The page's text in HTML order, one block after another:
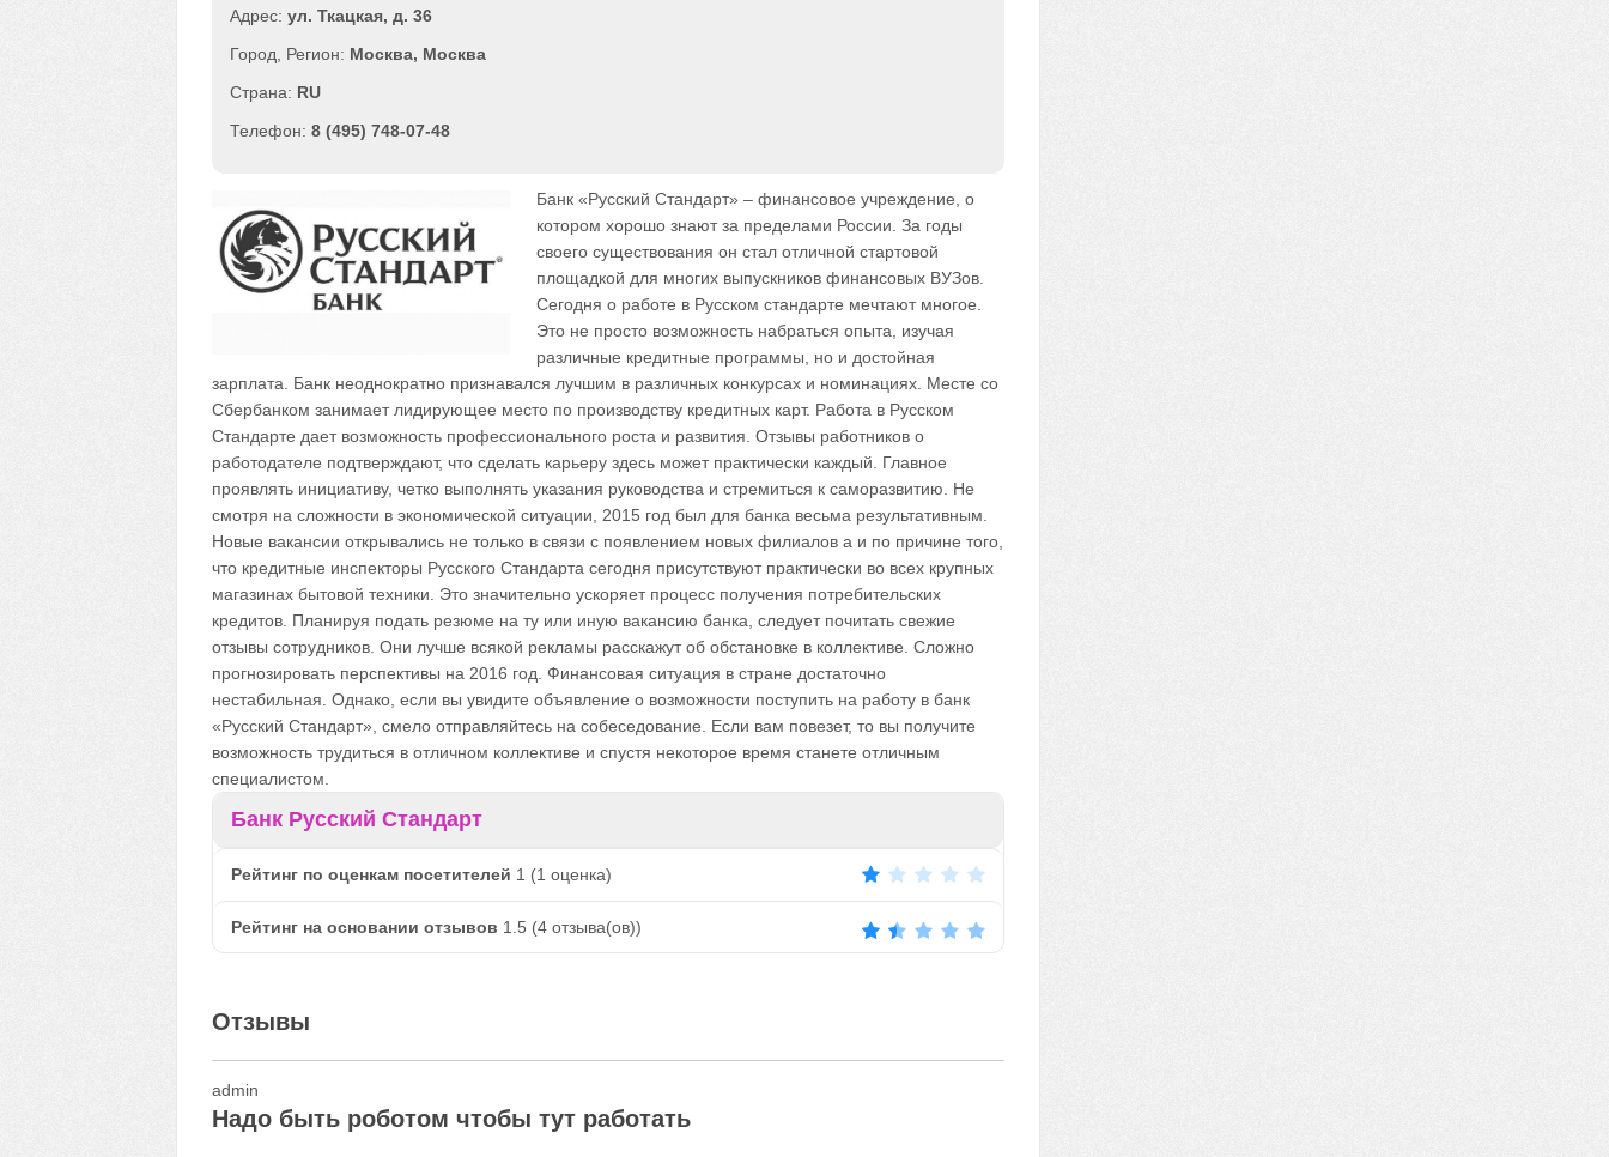
ул. Ткацкая, д. 36
Москва, Москва
RU
8 (495) 748-07-48
Банк «Русский Стандарт» – финансовое учреждение, о
котором хорошо знают за пределами России. За годы
своего существования он стал отличной стартовой
площадкой для многих выпускников финансовых ВУЗов.
Сегодня о работе в Русском стандарте мечтают многое.
Это не просто возможность набраться опыта, изучая
различные кредитные программы, но и достойная
зарплата. Банк неоднократно признавался лучшим в различных конкурсах и номинациях. Месте со
Сбербанком занимает лидирующее место по производству кредитных карт. Работа в Русском
Стандарте дает возможность профессионального роста и развития. Отзывы работников о
работодателе подтверждают, что сделать карьеру здесь может практически каждый. Главное
проявлять инициативу, четко выполнять указания руководства и стремиться к саморазвитию. Не
смотря на сложности в экономической ситуации, 2015 год был для банка весьма результативным.
Новые вакансии открывались не только в связи с появлением новых филиалов а и по причине того,
что кредитные инспекторы Русского Стандарта сегодня присутствуют практически во всех крупных
магазинах бытовой техники. Это значительно ускоряет процесс получения потребительских
кредитов. Планируя подать резюме на ту или иную вакансию банка, следует почитать свежие
отзывы сотрудников. Они лучше всякой рекламы расскажут об обстановке в коллективе. Сложно
прогнозировать перспективы на 2016 год. Финансовая ситуация в стране достаточно
нестабильная. Однако, если вы увидите объявление о возможности поступить на работу в банк
«Русский Стандарт», смело отправляйтесь на собеседование. Если вам повезет, то вы получите
возможность трудиться в отличном коллективе и спустя некоторое время станете отличным
специалистом.
Банк Русский Стандарт
Рейтинг по оценкам посетителей 1 (1 оценка)
Рейтинг на основании отзывов 1.5 (4отзыва(ов))
Отзывы
admin
Надо быть роботом чтобы тут работать